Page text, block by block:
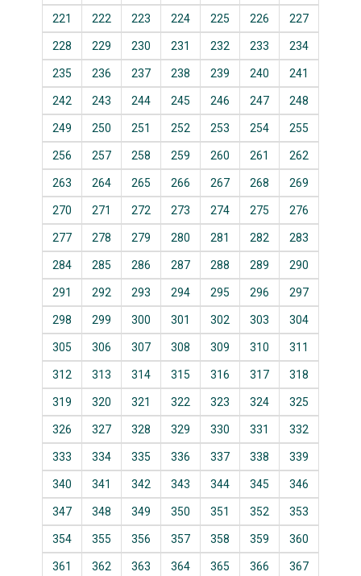
221 222 223 224 225 226 227
228 229 230 231 232 233 234
235 236 237 238 239 240 241
242 243 244 245 246 247 248
249 250 251 252 253 254 255
256 257 258 259 260 261 262
263 264 265 266 267 268 269
270 271 272 273 274 275 276
277 278 279 280 281 282 283
284 285 286 287 288 289 290
291 292 293 294 295 296 297
298 299 300 301 302 303 304
305 306 307 308 309 310 311
312 313 314 315 316 317 318
319 320 321 322 323 324 325
326 327 328 329 330 331 332
333 334 335 336 337 338 339
340 341 342 343 344 345 346
347 348 349 350 351 352 353
354 355 356 357 358 359 360
361 362 363 364 365 366 367